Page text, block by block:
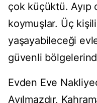
çok küçüktü. Ayıp
koymuşlar. Üç
yaşayabileceği
güvenli
Evden Eve
Ayılmazdır,